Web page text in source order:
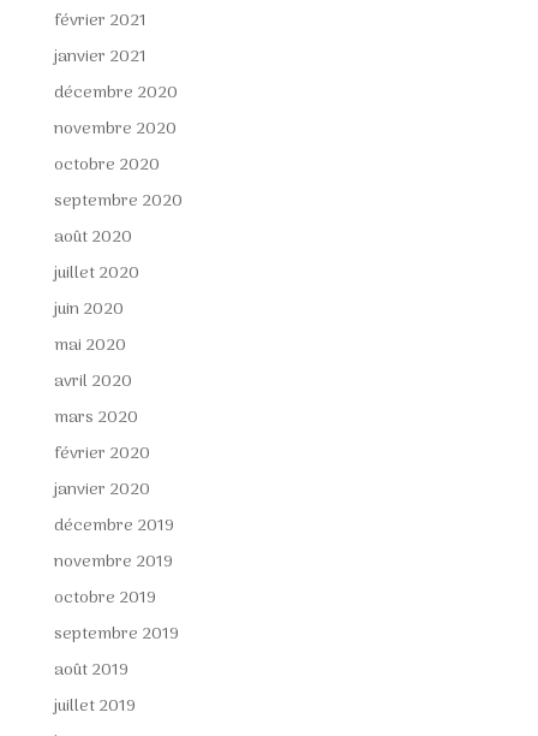
février 2021
janvier 2021
décembre 2020
novembre 2020
octobre 2020
septembre 2020
août 2020
juillet 2020
juin 2020
mai 2020
avril 2020
mars 2020
février 2020
janvier 2020
décembre 2019
novembre 2019
octobre 2019
septembre 2019
août 2019
juillet 2019